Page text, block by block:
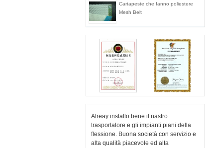
Cartapeste che fanno poliestere
Mesh Belt
Alreay installo bene il nastro
trasportatore e gli impianti piani della
flessione. Buona società con servizio e
alta qualità piacevole ed alta